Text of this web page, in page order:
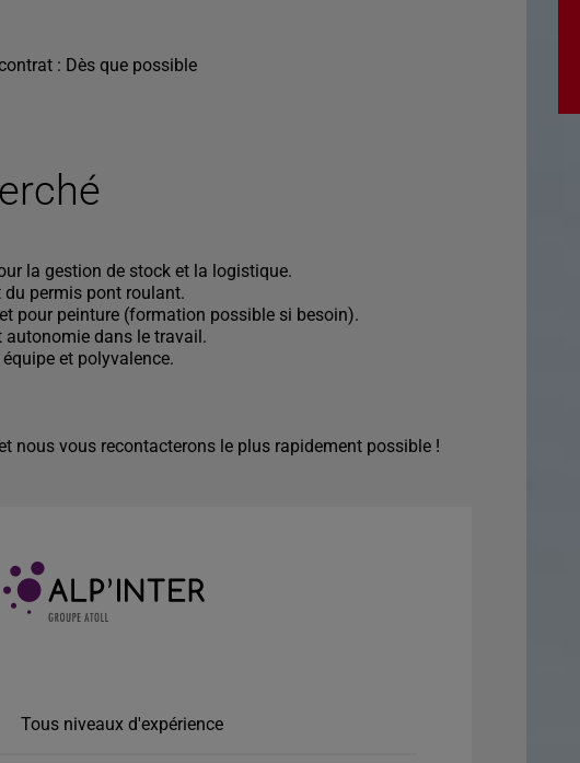
: Dès que possible
la gestion de stock et la logistique.
du permis pont roulant.
pour peinture (formation possible si besoin).
autonomie dans le travail.
et polyvalence.
nous vous recontacterons le plus rapidement possible !
Tous niveaux d'expérience